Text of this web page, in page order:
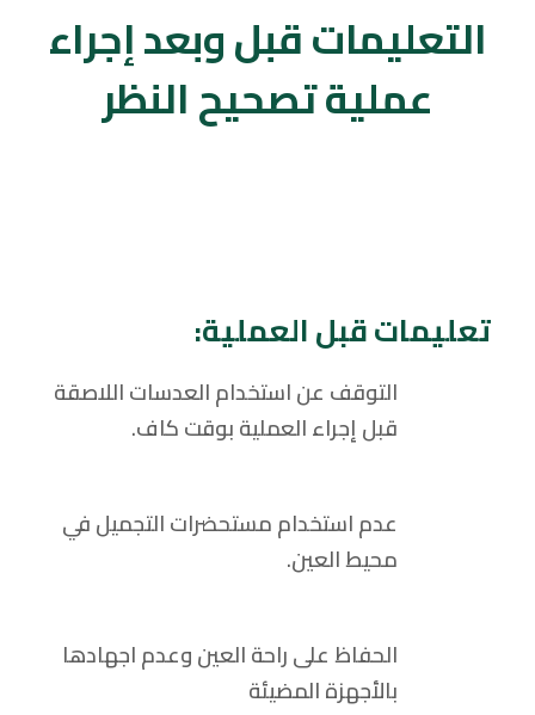
التعليمات قبل وبعد إجراء
عملية تصحيح النظر
تعليمات قبل العملية:
التوقف عن استخدام العدسات اللاصقة
قبل إجراء العملية بوقت كاف.
عدم استخدام مستحضرات التجميل في
محيط العين.
الحفاظ على راحة العين وعدم اجهادها
بالأجهزة المضيئة